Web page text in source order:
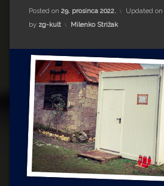
Drugi autori
Drugi autori
Matea Andrić
Ljiljana Lekanić-Kljaić
Željko Krznarić
Mario Lovreković
Miroslav Šantek
Posted on 29. prosinca 2022. Updated on
by zg-kult Kategorije:
Milenko Strižak